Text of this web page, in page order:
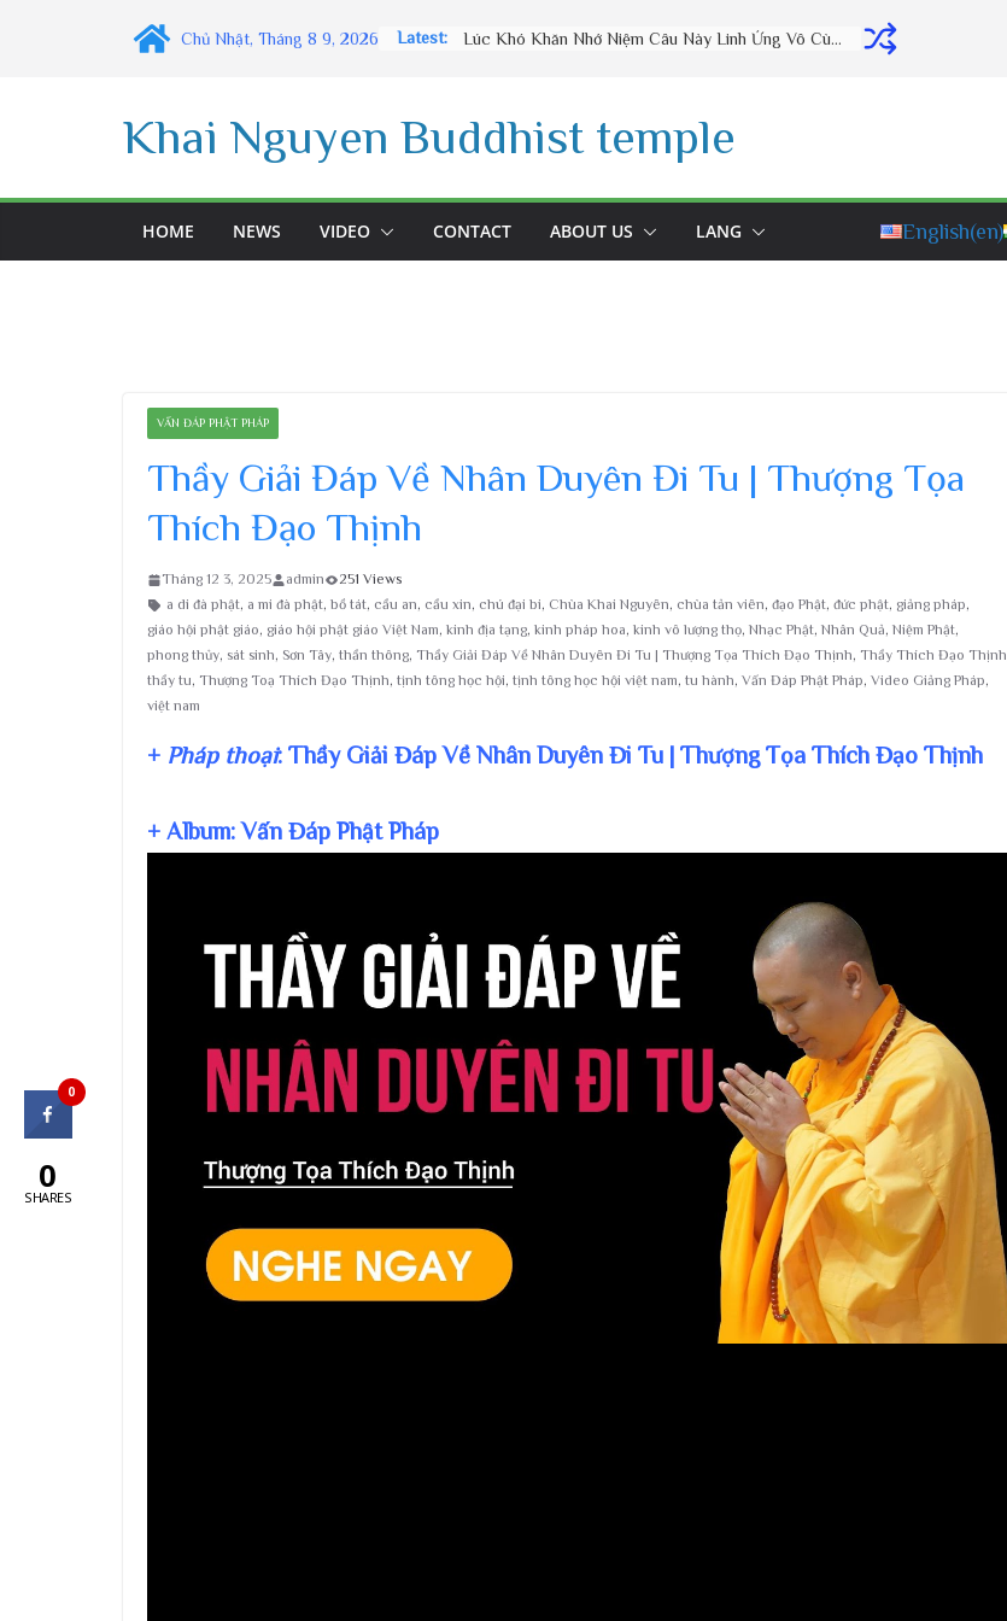
Chủ Nhật, Tháng 8 9, 2026 Latest: Thờ Cúng Đúng Cách Phúc Lộc Đầy Nhà (vấn đáp rất hay) – Thầy Thích Đạo Thịnh
Khai Nguyen Buddhist temple
HOME NEWS VIDEO CONTACT ABOUT US LANG English(en)
VẤN ĐÁP PHẬT PHÁP
Thầy Giải Đáp Về Nhân Duyên Đi Tu | Thượng Tọa
Thích Đạo Thịnh
Tháng 12 3, 2025 admin
251 Views
a di đà phật, a mi đà phật, bồ tát, cầu an, cầu xin, chú đại bi, Chùa Khai Nguyên, chùa tản viên, đạo Phật, đức phật, giảng pháp,
giáo hội phật giáo, giáo hội phật giáo Việt Nam, kinh địa tạng, kinh pháp hoa, kinh vô lượng thọ, Nhạc Phật, Nhân Quả, Niệm Phật,
phong thủy, sát sinh, Sơn Tây, thần thông, Thầy Giải Đáp Về Nhân Duyên Đi Tu | Thượng Tọa Thích Đạo Thịnh, Thầy Thích Đạo Thịnh
thầy tu, Thượng Toạ Thích Đạo Thịnh, tịnh tông học hội, tịnh tông học hội việt nam, tu hành, Vấn Đáp Phật Pháp, Video Giảng Pháp,
việt nam
+ Pháp thoại: Thầy Giải Đáp Về Nhân Duyên Đi Tu | Thượng Tọa Thích Đạo Thịnh
+ Album: Vấn Đáp Phật Pháp
0
0
SHARES